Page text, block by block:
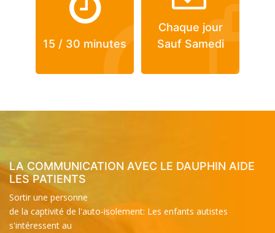
15 / 30 minutes
Chaque jour
Sauf Samedi
LA COMMUNICATION AVEC LE DAUPHIN AIDE
LES PATIENTS
Sortir une personne
de la captivité de l'auto-isolement: Les enfants autistes
s'intéressent au